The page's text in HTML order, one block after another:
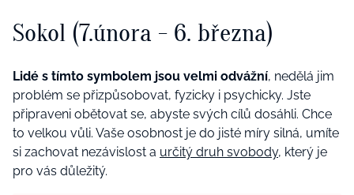
Sokol (7.února - 6. března)
Lidé s tímto symbolem jsou velmi odvážní, nedělá jim
problém se přizpůsobovat, fyzicky i psychicky. Jste
připraveni obětovat se, abyste svých cílů dosáhli. Chce
to velkou vůli. Vaše osobnost je do jisté míry silná, umíte
si zachovat nezávislost a určitý druh svobody, který je
pro vás důležitý.